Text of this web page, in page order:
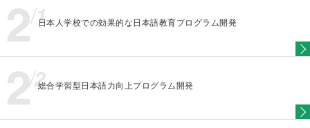
日本人学校での効果的な日本語教育プログラム開発
総合学習型日本語力向上プログラム開発